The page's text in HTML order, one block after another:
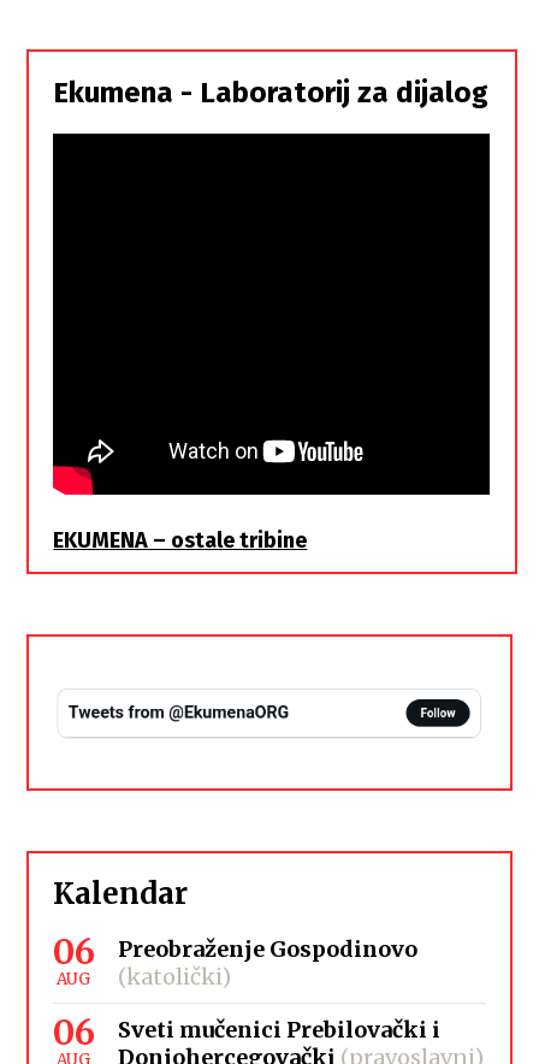
Srbi,
istorodna
braća
Ekumena - Laboratorij za dijalog
EKUMENA – ostale tribine
Kalendar
06
AUG
Preobraženje Gospodinovo
(katolički)
06
AUG
Sveti mučenici Prebilovački i
Donjohercegovački (pravoslavni)